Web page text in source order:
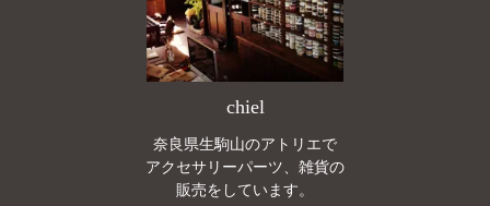
chiel
奈良県生駒山のアトリエで
アクセサリーパーツ、雑貨の
販売をしています。